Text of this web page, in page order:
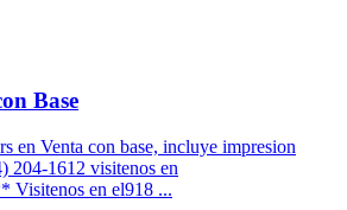
Base
en Venta con base, incluye impresion
204-1612 visitenos en
Visitenos en el918 ...